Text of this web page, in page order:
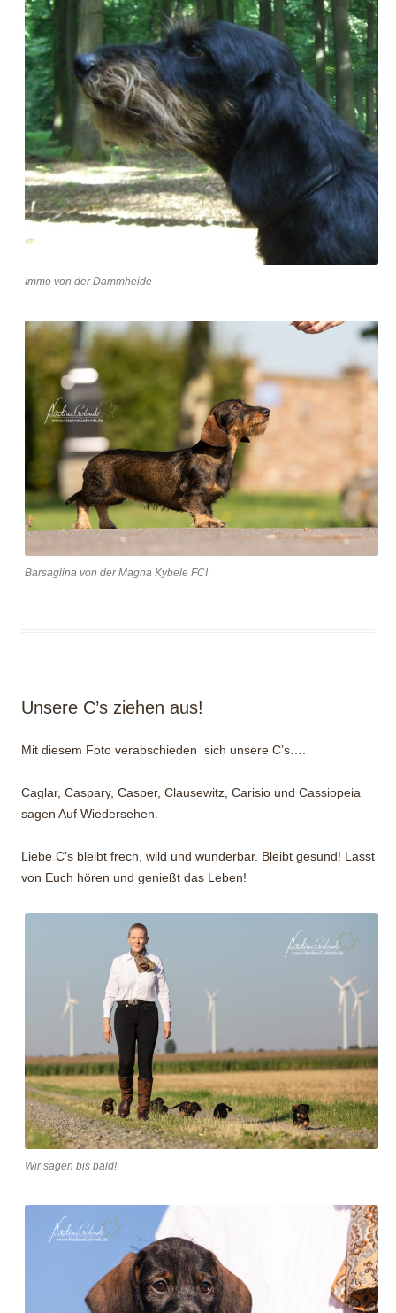
Immo von der Dammheide
Barsaglina von der Magna Kybele FCI
Unsere C’s ziehen aus!
Mit diesem Foto verabschieden sich unsere C’s….
Caglar, Caspary, Casper, Clausewitz, Carisio und Cassiopeia
sagen Auf Wiedersehen.
Liebe C’s bleibt frech, wild und wunderbar. Bleibt gesund! Lasst
von Euch hören und genießt das Leben!
Wir sagen bis bald!